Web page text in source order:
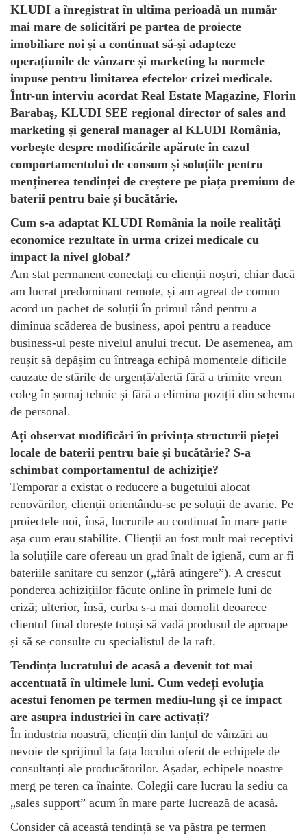
KLUDI a înregistrat în ultima perioadă un număr
mai mare de solicitări pe partea de proiecte
imobiliare noi și a continuat să-și adapteze
operațiunile de vânzare și marketing la normele
impuse pentru limitarea efectelor crizei medicale.
Într-un interviu acordat Real Estate Magazine, Florin
Barabaș, KLUDI SEE regional director of sales and
marketing și general manager al KLUDI România,
vorbește despre modificările apărute în cazul
comportamentului de consum și soluțiile pentru
menținerea tendinței de creștere pe piața premium de
baterii pentru baie și bucătărie.
Cum s-a adaptat KLUDI România la noile realități
economice rezultate în urma crizei medicale cu
impact la nivel global?
Am stat permanent conectați cu clienții noștri, chiar dacă
am lucrat predominant remote, și am agreat de comun
acord un pachet de soluții în primul rând pentru a
diminua scăderea de business, apoi pentru a readuce
business-ul peste nivelul anului trecut. De asemenea, am
reușit să depășim cu întreaga echipă momentele dificile
cauzate de stările de urgență/alertă fără a trimite vreun
coleg în șomaj tehnic și fără a elimina poziții din schema
de personal.
Ați observat modificări în privința structurii pieței
locale de baterii pentru baie și bucătărie? S-a
schimbat comportamentul de achiziție?
Temporar a existat o reducere a bugetului alocat
renovărilor, clienții orientându-se pe soluții de avarie. Pe
proiectele noi, însă, lucrurile au continuat în mare parte
așa cum erau stabilite. Clienții au fost mult mai receptivi
la soluțiile care ofereau un grad înalt de igienă, cum ar fi
bateriile sanitare cu senzor („fără atingere”). A crescut
ponderea achizițiilor făcute online în primele luni de
criză; ulterior, însă, curba s-a mai domolit deoarece
clientul final dorește totuși să vadă produsul de aproape
și să se consulte cu specialistul de la raft.
Tendința lucratului de acasă a devenit tot mai
accentuată în ultimele luni. Cum vedeți evoluția
acestui fenomen pe termen mediu-lung și ce impact
are asupra industriei în care activați?
În industria noastră, clienții din lanțul de vânzări au
nevoie de sprijinul la fața locului oferit de echipele de
consultanți ale producătorilor. Așadar, echipele noastre
merg pe teren ca înainte. Colegii care lucrau la sediu ca
„sales support” acum în mare parte lucrează de acasă.
Consider că această tendință se va păstra pe termen